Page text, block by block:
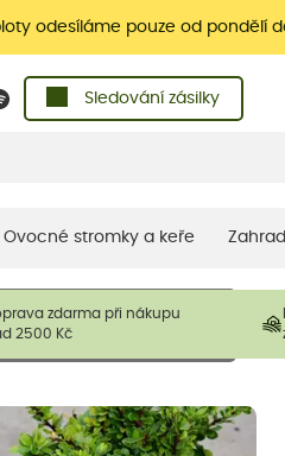
odesíláme pouze od pondělí
Sledování zásilky
Ovocné stromky a keře
zdarma při nákupu
2500 Kč
na sezónnosti mohou být
níže, než je uvedená